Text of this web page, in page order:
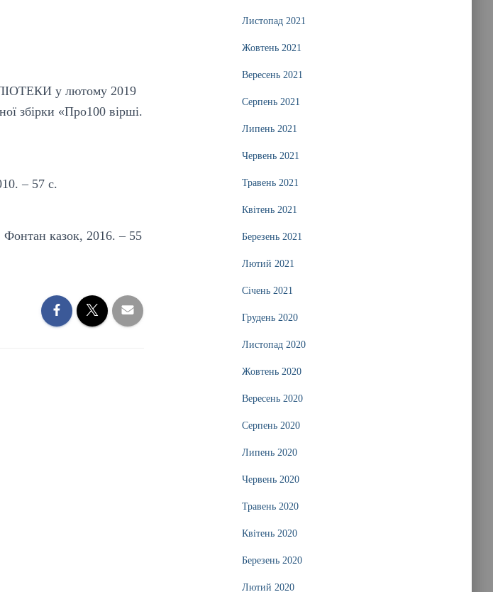
у лютому 2019
збірки «Про100 вірші.
– 57 с.
казок, 2016. – 55
Листопад 2021
Жовтень 2021
Вересень 2021
Серпень 2021
Липень 2021
Червень 2021
Травень 2021
Квітень 2021
Березень 2021
Лютий 2021
Січень 2021
Грудень 2020
Листопад 2020
Жовтень 2020
Вересень 2020
Серпень 2020
Липень 2020
Червень 2020
Травень 2020
Квітень 2020
Березень 2020
Лютий 2020